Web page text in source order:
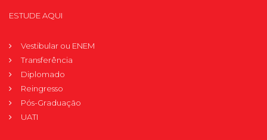
ESTUDE AQUI
Vestibular ou ENEM
Transferência
Diplomado
Reingresso
Pós-Graduação
UATI